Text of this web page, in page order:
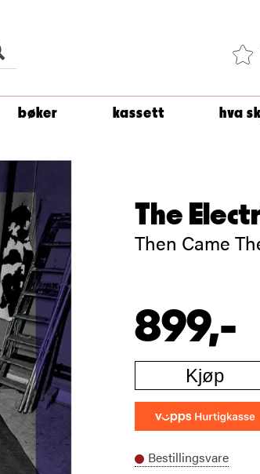
bøker kassett hva
The
Then Came
899,-
Kjøp
Bestillingsvare